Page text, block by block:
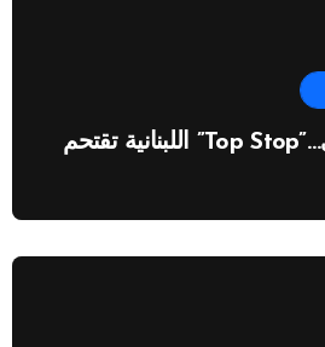
من بيروت إلى دبي…”Top Stop” اللبنانية تقتحم